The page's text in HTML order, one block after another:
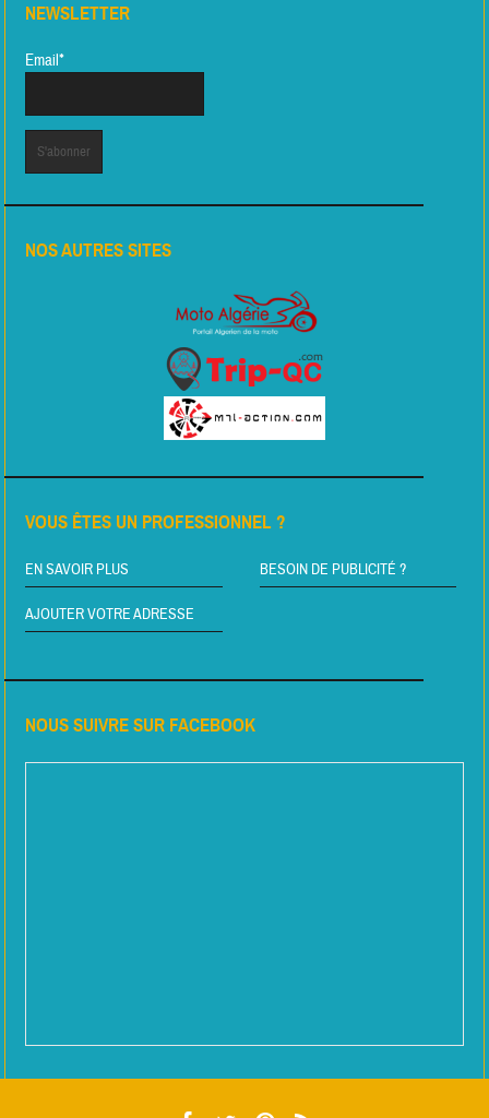
NEWSLETTER
Email*
NOS AUTRES SITES
VOUS ÊTES UN PROFESSIONNEL ?
EN SAVOIR PLUS BESOIN DE PUBLICITÉ ?
AJOUTER VOTRE ADRESSE
NOUS SUIVRE SUR FACEBOOK